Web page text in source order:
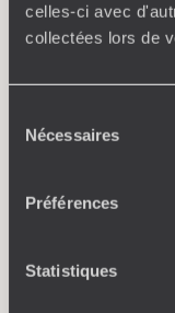
celles-ci avec
collectées lors de
Nécessaires
Préférences
Statistiques250 conseillers
Amoureux du